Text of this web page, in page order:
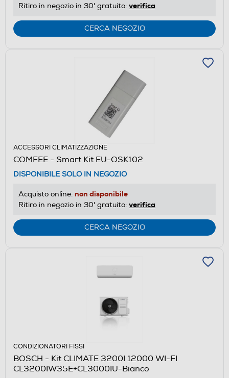
Ritiro in negozio in 30' gratuito: verifica
CERCA NEGOZIO
ACCESSORI CLIMATIZZAZIONE
COMFEE - Smart Kit EU-OSK102
DISPONIBILE SOLO IN NEGOZIO
Acquisto online: non disponibile
Ritiro in negozio in 30' gratuito: verifica
CERCA NEGOZIO
CONDIZIONATORI FISSI
BOSCH - Kit CLIMATE 3200I 12000 WI-FI
CL3200IW35E+CL3000IU-Bianco